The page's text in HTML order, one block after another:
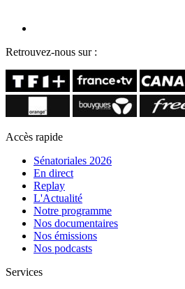
Retrouvez-nous sur :
Accès rapide
Sénatoriales 2026
En direct
Replay
L'Actualité
Notre programme
Nos documentaires
Nos émissions
Nos podcasts
Services